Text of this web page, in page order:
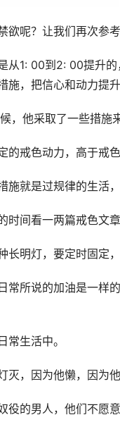
呢？让我们再次参考
1: 00到2: 00提升的
施，把信心和动力提
他采取了一些措施来
戒色动力，高于戒色
就是过规律的生活，
间看一两篇戒色文章
明灯，要定时固定，
所说的加油是一样的
生活中。
，因为他懒，因为他
的男人，他们不愿意